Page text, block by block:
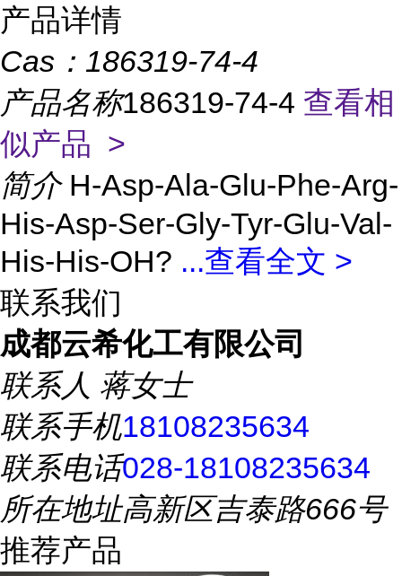
产品详情
Cas： 186319-74-4
产品名称186319-74-4 查看相
似产品 >
简介 H-Asp-Ala-Glu-Phe-Arg-
His-Asp-Ser-Gly-Tyr-Glu-Val-
His-His-OH? ...查看全文 >
联系我们
成都云希化工有限公司
联系人 蒋女士
联系手机18108235634
联系电话028-18108235634
所在地址高新区吉泰路666号
推荐产品